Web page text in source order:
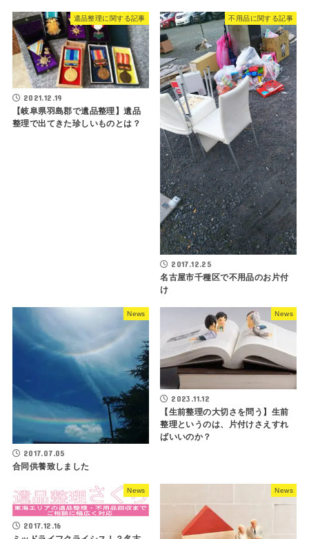
遺品整理に関する記事
2021.12.19
【岐阜県羽島郡で遺品整理】遺品
整理で出てきた珍しいものとは？
不用品に関する記事
2017.12.25
名古屋市千種区で不用品のお片付
け
News
2017.07.05
合同供養致しました
News
2023.11.12
【生前整理の大切さを問う】生前
整理というのは、片付けさえすれ
ばいいのか？
News
2017.12.16
News